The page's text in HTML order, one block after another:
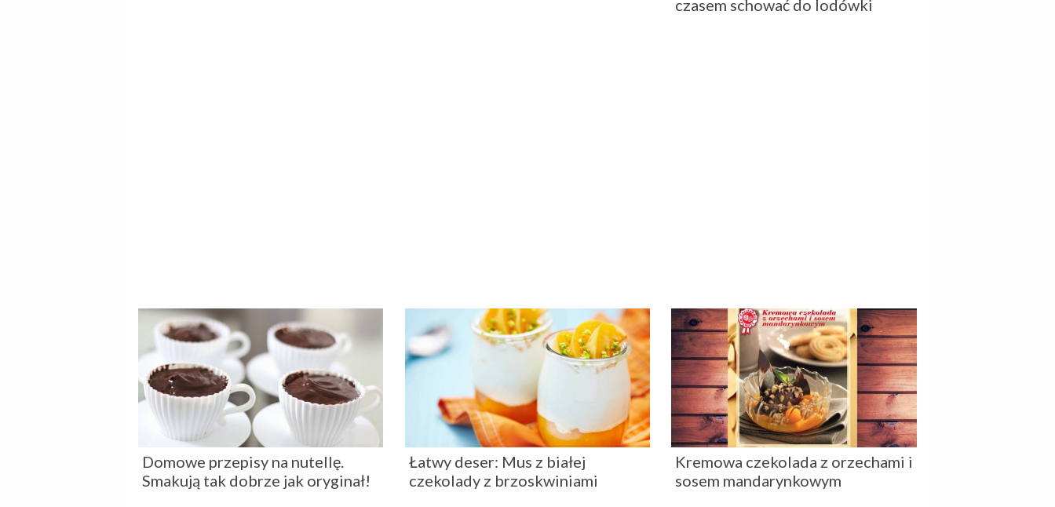
czasem schować do lodówki
Domowe przepisy na nutellę.
Smakują tak dobrze jak oryginał!
Łatwy deser: Mus z białej
czekolady z brzoskwiniami
Kremowa czekolada z orzechami i
sosem mandarynkowym